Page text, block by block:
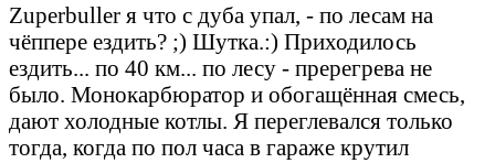
Zuperbuller я что с дуба упал, - по лесам на
чёппере ездить? ;) Шутка.:) Приходилось
ездить... по 40 км... по лесу - пререгрева не
было. Монокарбюратор и обогащённая смесь,
дают холодные котлы. Я переглевался только
тогда, когда по пол часа в гараже крутил